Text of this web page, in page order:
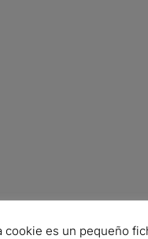
cookie es un pequeño